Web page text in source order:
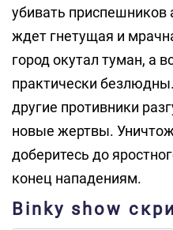
убивать приспешников
ждет гнетущая и
город окутал туман, а
практически
другие противники
новые жертвы.
доберитесь до
конец нападениям.
Binky show